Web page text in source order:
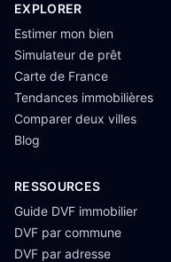
EXPLORER
Estimer mon bien
Simulateur de prêt
Carte de France
Tendances immobilières
Comparer deux villes
Blog
RESSOURCES
Guide DVF immobilier
DVF par commune
DVF par adresse